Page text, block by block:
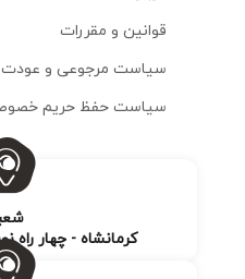
قوانین و مقررات
سیاست مرجوعی و عودت
سیاست حفظ حریم
کرمانشاه - چهار راه